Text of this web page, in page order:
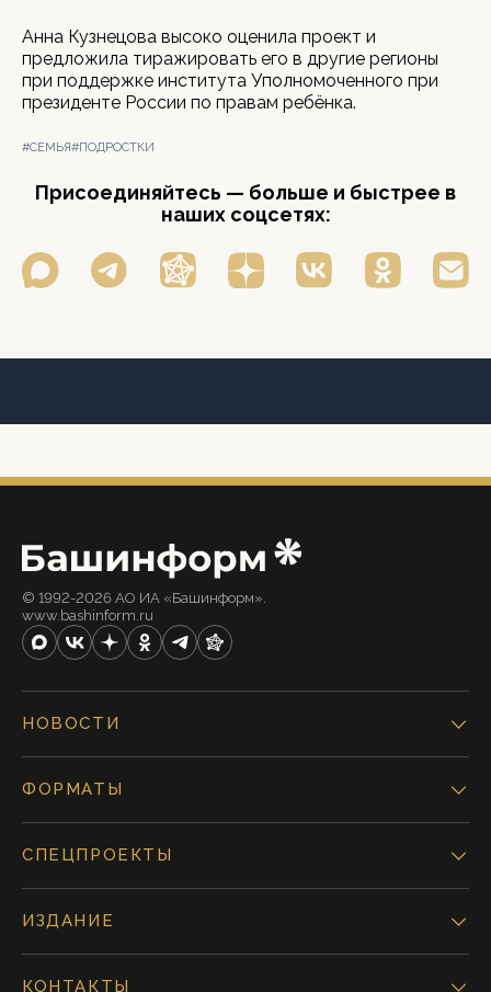
Анна Кузнецова высоко оценила проект и
предложила тиражировать его в другие регионы
при поддержке института Уполномоченного при
президенте России по правам ребёнка.
#СЕМЬЯ#ПОДРОСТКИ
Присоединяйтесь — больше и быстрее в
наших соцсетях:
© 1992-2026 АО ИА «Башинформ».
www.bashinform.ru
НОВОСТИ
ФОРМАТЫ
СПЕЦПРОЕКТЫ
ИЗДАНИЕ
КОНТАКТЫ